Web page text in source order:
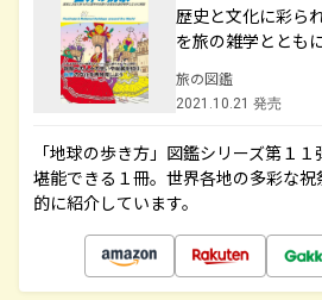
歴史と文化に彩ら
を旅の雑学ととも
旅の図鑑
2021.10.21 発売
「地球の歩き方」図鑑シリーズ第１
堪能できる１冊。世界各地の多彩な
的に紹介しています。